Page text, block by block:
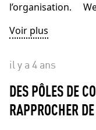
l’organisation.
Voir plus
il y a 4 ans
DES PÔLES DE
RAPPROCHER